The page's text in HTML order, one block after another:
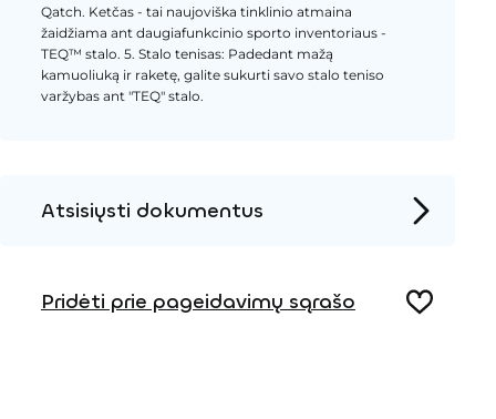
Qatch. Ketčas - tai naujoviška tinklinio atmaina
žaidžiama ant daugiafunkcinio sporto inventoriaus -
TEQ™ stalo. 5. Stalo tenisas: Padedant mažą
kamuoliuką ir raketę, galite sukurti savo stalo teniso
varžybas ant "TEQ" stalo.
Atsisiųsti dokumentus
Pridėti prie pageidavimų sąrašo